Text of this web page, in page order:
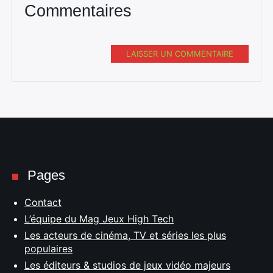
Commentaires
LAISSER UN COMMENTAIRE
Pages
Contact
L’équipe du Mag Jeux High Tech
Les acteurs de cinéma, TV et séries les plus
populaires
Les éditeurs & studios de jeux vidéo majeurs